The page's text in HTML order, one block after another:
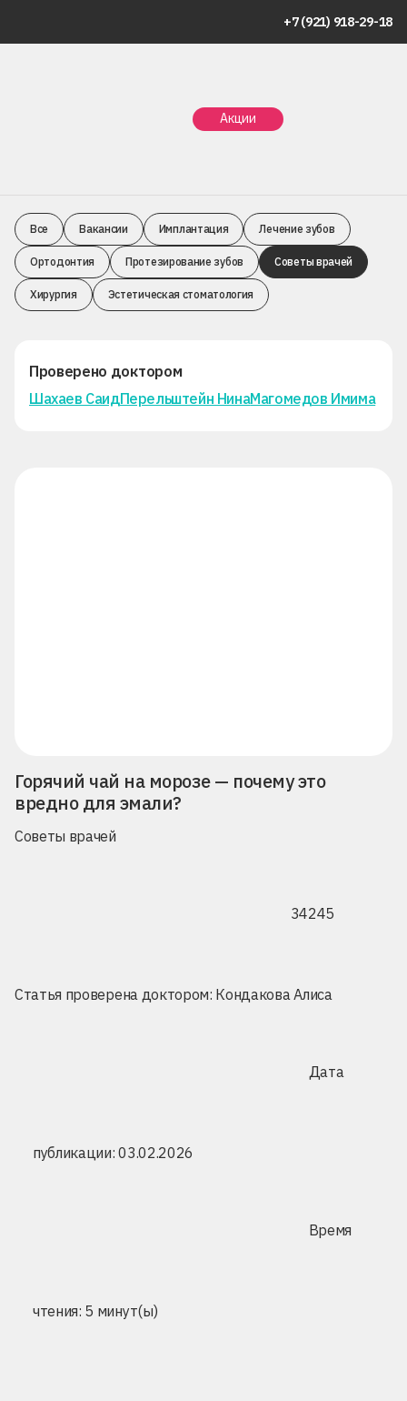
+7 (921) 918-29-18
Акции
Советы врачей
Все Вакансии Имплантация Лечение зубов
Ортодонтия Протезирование зубов Советы врачей
Хирургия Эстетическая стоматология
Горячий чай на морозе — почему это
вредно для эмали?
Советы врачей
34245
Статья проверена доктором: Кондакова Алиса
Дата
публикации: 03.02.2026
Время
чтения: 5 минут(ы)
Проверено доктором
Шахаев СаидПерельштейн НинаМагомедов Имима